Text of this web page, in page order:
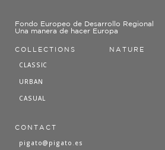
Fondo Europeo de Desarrollo Regional
Una manera de hacer Europa
COLLECTIONS
CLASSIC
URBAN
CASUAL
NATURE
CONTACT
pigato@pigato.es